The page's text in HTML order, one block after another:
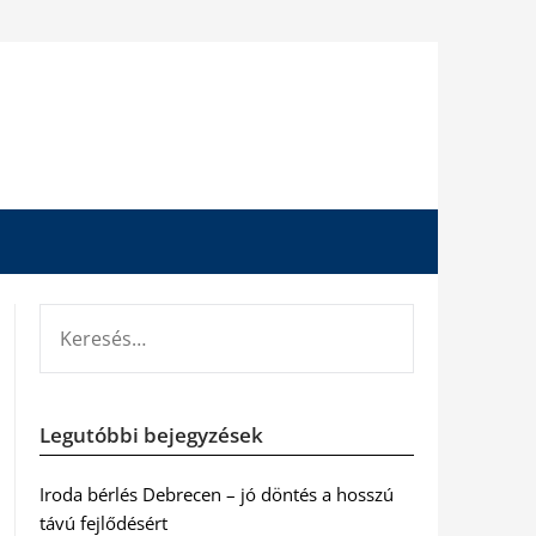
Legutóbbi bejegyzések
Iroda bérlés Debrecen – jó döntés a hosszú
távú fejlődésért